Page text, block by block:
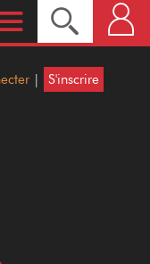
| S'inscrire